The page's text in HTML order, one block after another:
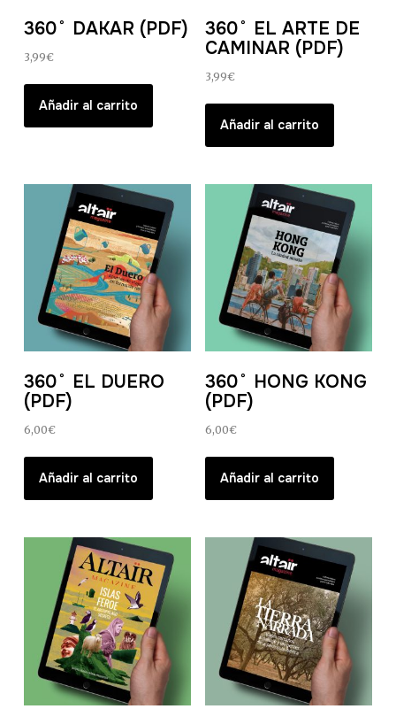
360˚ DAKAR (PDF)
3,99€
Añadir al carrito
360˚ EL ARTE DE
CAMINAR (PDF)
3,99€
Añadir al carrito
360˚ EL DUERO
(PDF)
6,00€
Añadir al carrito
360˚ HONG KONG
(PDF)
6,00€
Añadir al carrito